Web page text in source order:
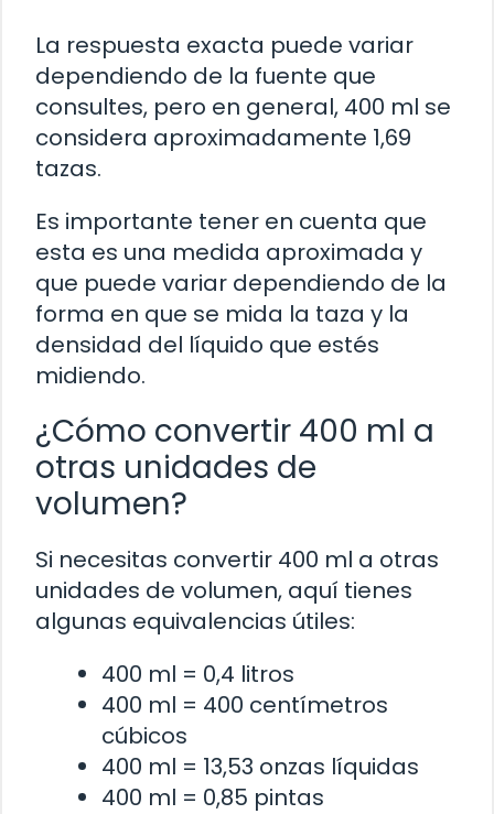
La respuesta exacta puede variar
dependiendo de la fuente que
consultes, pero en general, 400 ml se
considera aproximadamente 1,69
tazas.
Es importante tener en cuenta que
esta es una medida aproximada y
que puede variar dependiendo de la
forma en que se mida la taza y la
densidad del líquido que estés
midiendo.
¿Cómo convertir 400 ml a
otras unidades de
volumen?
Si necesitas convertir 400 ml a otras
unidades de volumen, aquí tienes
algunas equivalencias útiles:
400 ml = 0,4 litros
400 ml = 400 centímetros
cúbicos
400 ml = 13,53 onzas líquidas
400 ml = 0,85 pintas